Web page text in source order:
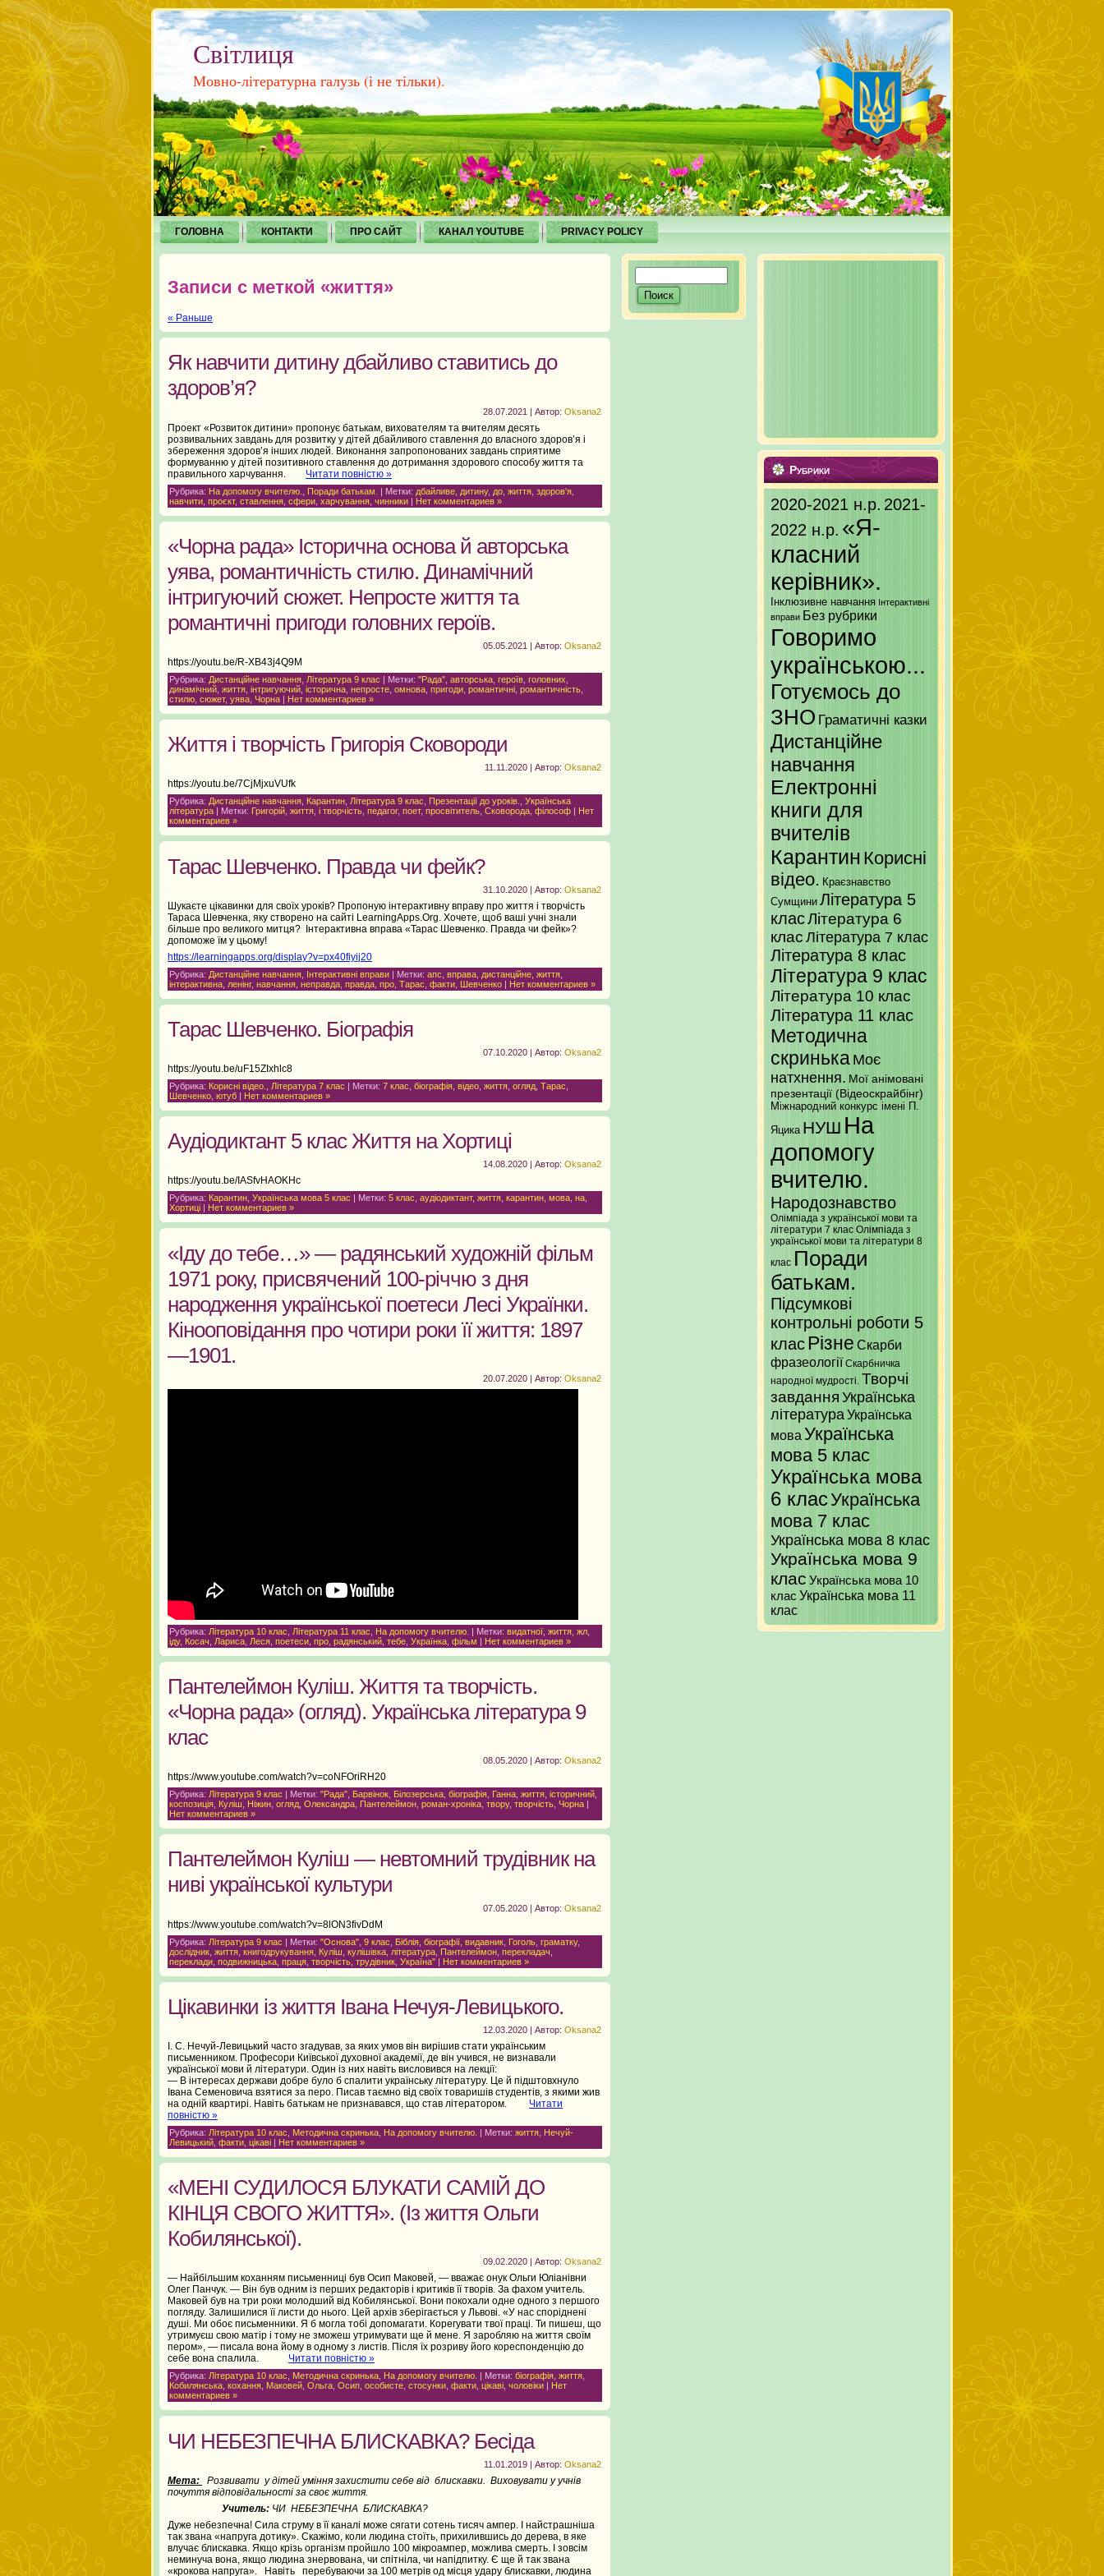
Світлиця
Мовно-літературна галузь (і не тільки).
ГОЛОВНА КОНТАКТИ ПРО САЙТ КАНАЛ YOUTUBE PRIVACY POLICY
Записи с меткой «життя»
« Раньше
Як навчити дитину дбайливо ставитись до
здоров’я?
28.07.2021 | Автор: Oksana2
Проект «Розвиток дитини» пропонує батькам, вихователям та вчителям десять
розвивальних завдань для розвитку у дітей дбайливого ставлення до власного здоров’я і
збереження здоров’я інших людей. Виконання запропонованих завдань сприятиме
формуванню у дітей позитивного ставлення до дотримання здорового способу життя та
правильного харчування. Читати повністю »
Рубрика: На допомогу вчителю. Поради батькам. | Метки: дбайливе дитину, до життя здоров'я
навчити проєкт, ставлення сфери харчування чинники | Нет комментариев »
«Чорна рада» Історична основа й авторська
уява, романтичність стилю. Динамічний
інтригуючий сюжет. Непросте життя та
романтичні пригоди головних героїв.
05.05.2021 | Автор: Oksana2
https://youtu.be/R-XB43j4Q9M
Рубрика: Дистанційне навчання Література 9 клас | Метки: "Рада" авторська героїв головних
динамічний життя інтригуючий історична непросте омнова пригоди романтичні романтичність
стилю сюжет, уява Чорна | Нет комментариев »
Життя і творчість Григорія Сковороди
11.11.2020 | Автор: Oksana2
https://youtu.be/7CjMjxuVUfk
Рубрика: Дистанційне навчання Карантин Література 9 клас Презентації до уроків.
Українська
література | Метки: Григорій життя і творчість педагог, поет, просвітитель Сковорода філософ
Нет
комментариев »
Тарас Шевченко. Правда чи фейк?
31.10.2020 | Автор: Oksana2
Шукаєте цікавинки для своїх уроків? Пропоную інтерактивну вправу про життя і творчість
Тараса Шевченка, яку створено на сайті LearningApps.Org. Хочете, щоб ваші учні знали
більше про великого митця? Інтерактивна вправа «Тарас Шевченко. Правда чи фейк»?
допоможе їм у цьому!
https://learningapps.org/display?v=px40fiyij20
Рубрика: Дистанційне навчання Інтерактивні вправи | Метки: апс вправа дистанційне життя
інтерактивна ленінг, навчання неправда правда про Тарас факти Шевченко | Нет комментариев »
Тарас Шевченко. Біографія
07.10.2020 | Автор: Oksana2
https://youtu.be/uF15ZIxhlc8
Рубрика: Корисні відео. Література 7 клас | Метки: 7 клас біографія відео життя огляд Тарас
Шевченко ютуб | Нет комментариев »
Аудіодиктант 5 клас Життя на Хортиці
14.08.2020 | Автор: Oksana2
https://youtu.be/IASfvHAOKHc
Рубрика: Карантин, Українська мова 5 клас | Метки: 5 клас, аудіодиктант, життя, карантин, мова, на,
Хортиці
Нет комментариев »
«Іду до тебе…» — радянський художній фільм
1971 року, присвячений 100-річчю з дня
народження української поетеси Лесі Українки.
Кінооповідання про чотири роки її життя: 1897
—1901.
20.07.2020 | Автор: Oksana2
Рубрика: Література 10 клас Література 11 клас На допомогу вчителю. | Метки: видатної життя жл
іду, Косач Лариса Леся поетеси про радянський тебе Українка фільм | Нет комментариев »
Пантелеймон Куліш. Життя та творчість.
«Чорна рада» (огляд). Українська література 9
клас
08.05.2020 | Автор: Oksana2
https://www.youtube.com/watch?v=coNFOriRH20
Рубрика: Література 9 клас | Метки: "Рада" Барвінок Білозерська біографія Ганна життя історичний
коспозиція Куліш Ніжин огляд Олександра Пантелеймон роман-хроніка твору, творчість Чорна |
Нет комментариев »
Пантелеймон Куліш — невтомний трудівник на
ниві української культури
07.05.2020 | Автор: Oksana2
https://www.youtube.com/watch?v=8lON3fivDdM
Рубрика: Література 9 клас | Метки: "Основа" 9 клас Біблія біографії видавник Гоголь граматку,
дослідник життя книгодрукування Куліш кулішівка література Пантелеймон перекладач
переклади подвижницька праця творчість трудівник Україна" | Нет комментариев »
Цікавинки із життя Івана Нечуя-Левицького.
12.03.2020 | Автор: Oksana2
І. С. Нечуй-Левицький часто згадував, за яких умов він вирішив стати українським
письменником. Професори Київської духовної академії, де він учився, не визнавали
української мови й літератури. Один із них навіть висловився на лекції:
— В інтересах держави добре було б спалити українську літературу. Це й підштовхнуло
Івана Семеновича взятися за перо. Писав таємно від своїх товаришів студентів, з якими жив
на одній квартирі. Навіть батькам не признавався, що став літератором. Читати
повністю »
Рубрика: Література 10 клас Методична скринька На допомогу вчителю. | Метки: життя Нечуй-
Левицький факти цікаві | Нет комментариев »
«МЕНІ СУДИЛОСЯ БЛУКАТИ САМІЙ ДО
КІНЦЯ СВОГО ЖИТТЯ». (Із життя Ольги
Кобилянської).
09.02.2020 | Автор: Oksana2
— Найбільшим коханням письменниці був Осип Маковей, — вважає онук Ольги Юліанівни
Олег Панчук. — Він був одним із перших редакторів і критиків її творів. За фахом учитель.
Маковей був на три роки молодший від Кобилянської. Вони покохали одне одного з першого
погляду. Залишилися її листи до нього. Цей архів зберігається у Львові. «У нас споріднені
душі. Ми обоє письменники. Я б могла тобі допомагати. Корегувати твої праці. Ти пишеш, що
утримуєш свою матір і тому не зможеш утримувати ще й мене. Я заробляю на життя своїм
пером», — писала вона йому в одному з листів. Після їх розриву його кореспонденцію до
себе вона спалила. Читати повністю »
Рубрика: Література 10 клас Методична скринька На допомогу вчителю. | Метки: біографія життя
Кобилянська кохання Маковей Ольга Осип особисте стосунки факти цікаві чоловіки
Нет
комментариев »
ЧИ НЕБЕЗПЕЧНА БЛИСКАВКА? Бесіда
11.01.2019 | Автор: Oksana2
Мета:
Розвивати у дітей уміння захистити себе від блискавки. Виховувати у учнів
почуття відповідальності за своє життя.
Учитель: ЧИ НЕБЕЗПЕЧНА БЛИСКАВКА?
Дуже небезпечна! Сила струму в її каналі може сяга­ти сотень тисяч ампер. І най­страшніша
так звана «напруга дотику». Скажімо, коли люди­на стоїть, прихилившись до дерева, в яке
влучає блискав­ка. Якщо крізь організм про­йшло 100 мікроампер, можли­ва смерть. І зовсім
неминуча вона, якщо людина знервова­на, чи спітніла, чи напідпитку. Є ще й так звана
«крокова на­пруга». Навіть перебуваючи за 100 метрів од місця удару блискавки, людина
Рубрики
2020-2021 н.р. 2021-
2022 н.р. «Я-
класний
керівник».
Інклюзивне навчання Інтерактивні
вправи Без рубрики
Говоримо
українською...
Готуємось до
ЗНО Граматичні казки
Дистанційне
навчання
Електронні
книги для
вчителів
Карантин Корисні
відео. Краєзнавство
Сумщини Література 5
класЛітература 6
класЛітература 7 клас
Література 8 клас
Література 9 клас
Література 10 клас
Література 11 клас
Методична
скринька Моє
натхнення. Мої анімовані
презентації (Відеоскрайбінг)
Міжнародний конкурс імені П.
Яцика НУШ На
допомогу
вчителю.
Народознавство
Олімпіада з української мови та
літератури 7 клас Олімпіада з
української мови та літератури 8
клас Поради
батькам.
Підсумкові
контрольні роботи 5
класРізне Скарби
фразеології Скарбничка
народної мудрості. Творчі
завдання Українська
літератураУкраїнська
мова Українська
мова 5 клас
Українська мова
6 класУкраїнська
мова 7 клас
Українська мова 8 клас
Українська мова 9
клас Українська мова 10
клас Українська мова 11
клас